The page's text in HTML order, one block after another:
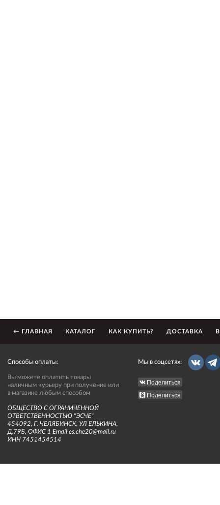
← ГЛАВНАЯ КАТАЛОГ КАК КУПИТЬ? ДОСТАВКА
Способы оплаты:
Вы можете оплатить товары
наличным курьеру при получение или
в магазине любым способом
ОБЩЕСТВО С ОГРАНИЧЕННОЙ
ОТВЕТСТВЕННОСТЬЮ "ЭСЧЕ"
454092, Г. ЧЕЛЯБИНСК, УЛ ЕЛЬКИНА,
Д.79Б, ОФИС 1 Email es.che20@mail.ru
ИНН 7451454514
Мы в соцсетях:
Поделиться
Поделиться